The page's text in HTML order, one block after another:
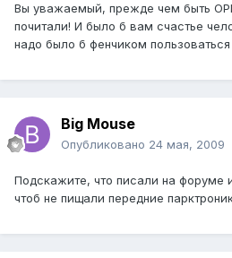
Вы уважаемый, прежде чем быть
почитали! И было б вам счастье
надо было б фенчиком пользоваться
Big Mouse
Опубликовано 24 мая, 2009
Подскажите, что писали на форуме
чтоб не пищали передние